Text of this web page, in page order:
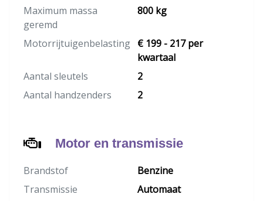
Maximum massa
geremd
800 kg
Motorrijtuigenbelasting € 199 - 217 per
kwartaal
Aantal sleutels
2
Aantal handzenders
2
Motor en transmissie
Brandstof
Benzine
Transmissie
Automaat